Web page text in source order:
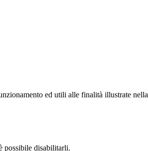
ed utili alle finalità illustrate nella
possibile disabilitarli.